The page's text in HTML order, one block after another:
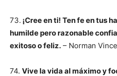
73. ¡Cree en ti! Ten fe en tus
humilde pero razonable
exitoso o feliz. – Norman
74. Vive la vida al máximo y